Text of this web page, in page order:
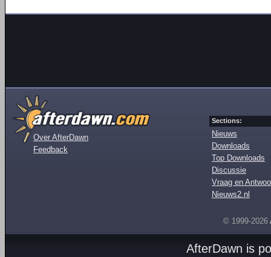
Over AfterDawn
Feedback
Sections:
Nieuws
Downloads
Top Downloads
Discussie
Vraag en
Nieuws2.nl
© 1999-2026
AfterDawn is